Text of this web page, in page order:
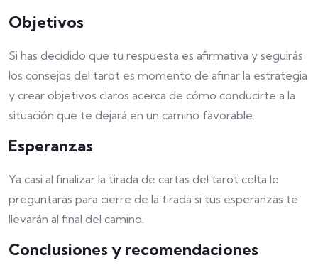
Objetivos
Si has decidido que tu respuesta es afirmativa y seguirás
los consejos del tarot es momento de afinar la estrategia
y crear objetivos claros acerca de cómo conducirte a la
situación que te dejará en un camino favorable.
Esperanzas
Ya casi al finalizar la tirada de cartas del tarot celta le
preguntarás para cierre de la tirada si tus esperanzas te
llevarán al final del camino.
Conclusiones y recomendaciones